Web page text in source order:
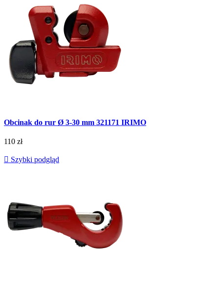
Obcinak do rur Ø 3-30 mm 321171 IRIMO
110 zł
 Szybki podgląd